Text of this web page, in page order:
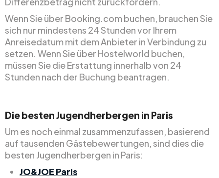
Wenn Sie über Booking.com buchen, brauchen Sie
sich nur mindestens 24 Stunden vor Ihrem
Anreisedatum mit dem Anbieter in Verbindung zu
setzen. Wenn Sie über Hostelworld buchen,
müssen Sie die Erstattung innerhalb von 24
Stunden nach der Buchung beantragen.
Die besten Jugendherbergen in Paris
Um es noch einmal zusammenzufassen, basierend
auf tausenden Gästebewertungen, sind dies die
besten Jugendherbergen in Paris:
JO&JOE Paris